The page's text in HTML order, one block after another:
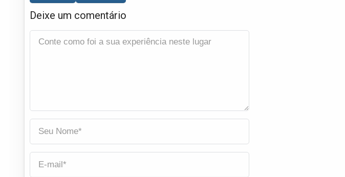
Deixe um comentário